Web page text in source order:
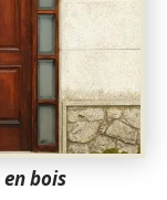
bois